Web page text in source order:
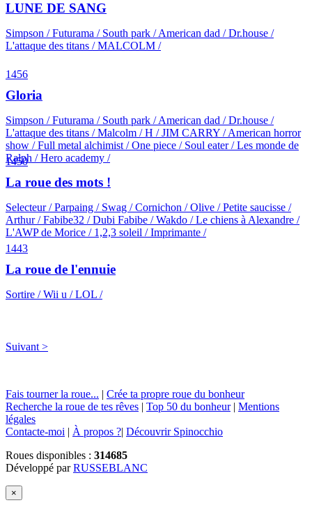
LUNE DE SANG
Simpson / Futurama / South park / American dad / Dr.house /
L'attaque des titans / MALCOLM /
1456
Gloria
Simpson / Futurama / South park / American dad / Dr.house /
L'attaque des titans / Malcolm / H / JIM CARRY / American horror
show / Full metal alchimist / One piece / Soul eater / Les monde de
Ralph / Hero academy /
1450
La roue des mots !
Selecteur / Parpaing / Swag / Cornichon / Olive / Petite saucisse /
Arthur / Fabibe32 / Dubi Fabibe / Wakdo / Le chiens à Alexandre /
L'AWP de Morice / 1,2,3 soleil / Imprimante /
1443
La roue de l'ennuie
Sortire / Wii u / LOL /
Suivant >
Fais tourner la roue... | Crée ta propre roue du bonheur
Recherche la roue de tes rêves | Top 50 du bonheur| Mentions
légales
Contacte-moi | À propos ?| Découvrir Spinocchio
Roues disponibles : 314685
Développé parRUSSEBLANC
×